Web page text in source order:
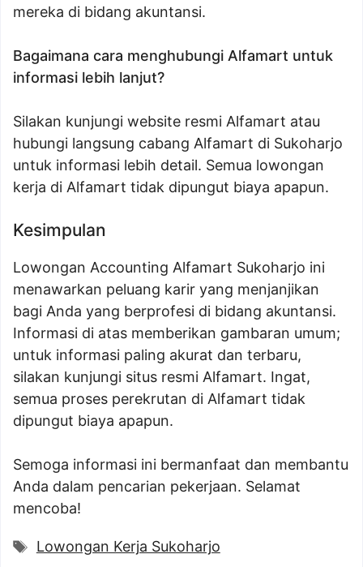
mereka di bidang akuntansi.
Bagaimana cara menghubungi Alfamart untuk
informasi lebih lanjut?
Silakan kunjungi website resmi Alfamart atau
hubungi langsung cabang Alfamart di Sukoharjo
untuk informasi lebih detail. Semua lowongan
kerja di Alfamart tidak dipungut biaya apapun.
Kesimpulan
Lowongan Accounting Alfamart Sukoharjo ini
menawarkan peluang karir yang menjanjikan
bagi Anda yang berprofesi di bidang akuntansi.
Informasi di atas memberikan gambaran umum;
untuk informasi paling akurat dan terbaru,
silakan kunjungi situs resmi Alfamart. Ingat,
semua proses perekrutan di Alfamart tidak
dipungut biaya apapun.
Semoga informasi ini bermanfaat dan membantu
Anda dalam pencarian pekerjaan. Selamat
mencoba!
Tags
Lowongan Kerja Sukoharjo